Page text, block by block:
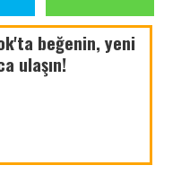
beğenin, yeni
ulaşın!